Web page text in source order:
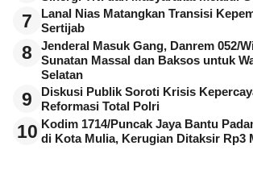
7
Lanal Nias Matangkan Transisi
Sertijab
8
Jenderal Masuk Gang, Danrem 052/
Sunatan Massal dan Baksos untuk
Selatan
9
Diskusi Publik Soroti Krisis
Reformasi Total Polri
10 Kodim 1714/Puncak Jaya Bantu
di Kota Mulia, Kerugian Ditaksir Rp3